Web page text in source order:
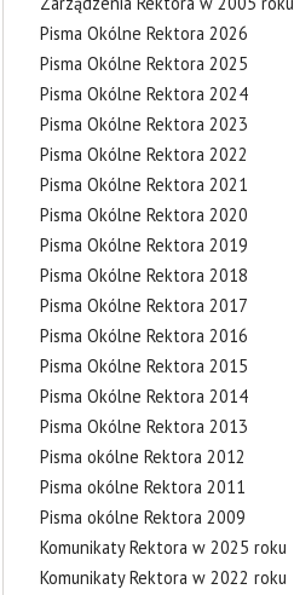
Pisma Okólne Rektora 2026
Pisma Okólne Rektora 2025
Pisma Okólne Rektora 2024
Pisma Okólne Rektora 2023
Pisma Okólne Rektora 2022
Pisma Okólne Rektora 2021
Pisma Okólne Rektora 2020
Pisma Okólne Rektora 2019
Pisma Okólne Rektora 2018
Pisma Okólne Rektora 2017
Pisma Okólne Rektora 2016
Pisma Okólne Rektora 2015
Pisma Okólne Rektora 2014
Pisma Okólne Rektora 2013
Pisma okólne Rektora 2012
Pisma okólne Rektora 2011
Pisma okólne Rektora 2009
Komunikaty Rektora w 2025 roku
Komunikaty Rektora w 2022 roku